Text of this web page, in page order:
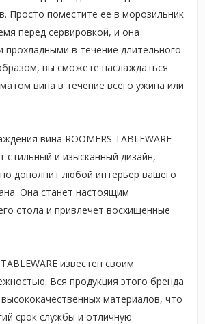
Просто поместите ее в морозильник
перед сервировкой, и она
прохладными в течение длительного
вы сможете наслаждаться
вина в течение всего ужина или
вина ROOMERS TABLEWARE
стильный и изысканный дизайн,
дополнит любой интерьер вашего
Она станет настоящим
стола и привлечет восхищенные
известен своим
Вся продукция этого бренда
материалов, что
срок службы и отличную